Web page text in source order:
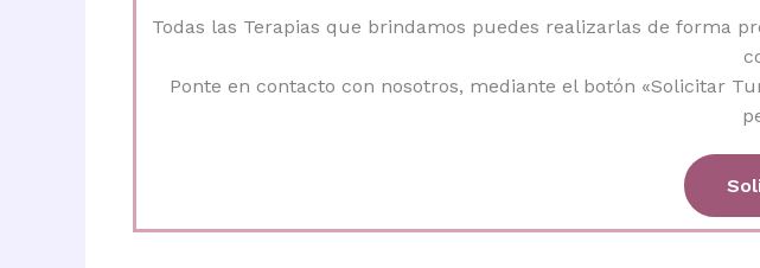
Todas las Terapias que brindamos puedes realizarlas de forma
Ponte en contacto con nosotros, mediante el botón «Solicitar